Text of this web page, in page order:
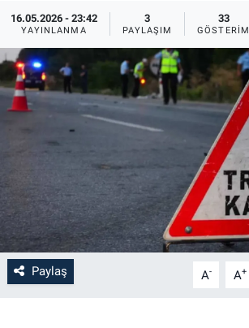
16.05.2026 - 23:42
YAYINLANMA
3
PAYLAŞIM
33
GÖSTERIM
Paylaş A- A+